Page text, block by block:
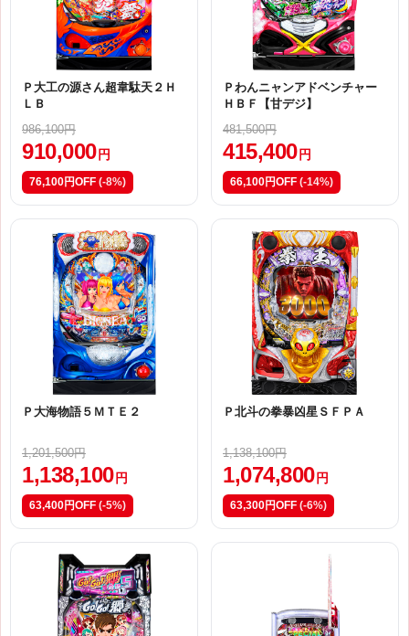
Ｐ大工の源さん超韋駄天２Ｈ
ＬＢ
986,100円
910,000 円
76,100円OFF (-8%)
Ｐわんニャンアドベンチャー
ＨＢＦ【甘デジ】
481,500円
415,400 円
66,100円OFF (-14%)
Ｐ大海物語５ＭＴＥ２
1,201,500円
1,138,100 円
63,400円OFF (-5%)
Ｐ北斗の拳暴凶星ＳＦＰＡ
1,138,100円
1,074,800 円
63,300円OFF (-6%)